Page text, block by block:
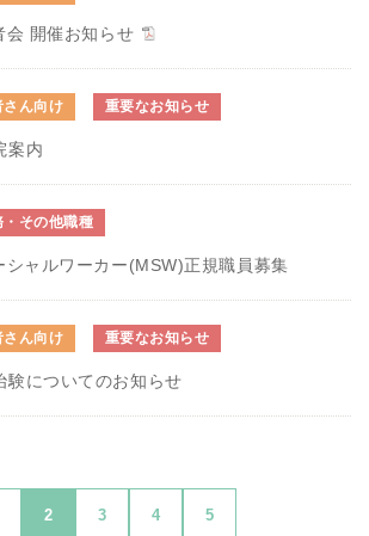
会 開催お知らせ
さん向け 重要なお知らせ
案内
・その他職種
ャルワーカー(MSW)正規職員募集
さん向け 重要なお知らせ
験についてのお知らせ
2 3 4 5